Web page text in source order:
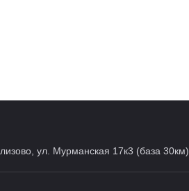
ул. Мурманская 17к3 (база 30км)